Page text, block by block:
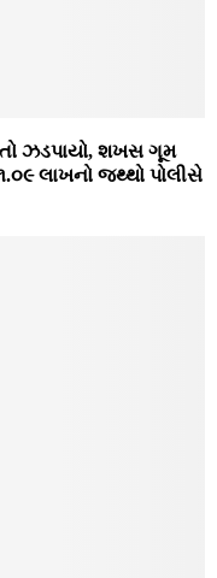
ઝડપાયો, શખસ ગૂમ
લાખનો જથ્થો પોલીસે